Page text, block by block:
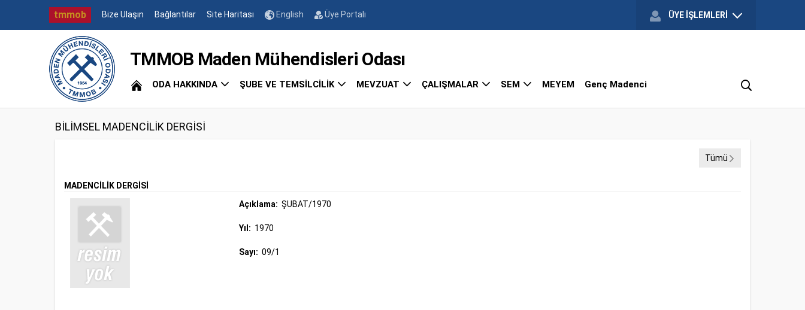
tmmob Bize Ulaşın Bağlantılar Site Haritası English Üye Portalı ÜYE İŞLEMLERİ
TMMOB Maden Mühendisleri Odası
ODA HAKKINDA ŞUBE VE TEMSİLCİLİK MEVZUAT ÇALIŞMALAR SEM MEYEM Genç Madenci
BİLİMSEL MADENCİLİK DERGİSİ
Tümü
MADENCİLİK DERGİSİ
Açıklama: ŞUBAT/1970
Yıl: 1970
Sayı: 09/1